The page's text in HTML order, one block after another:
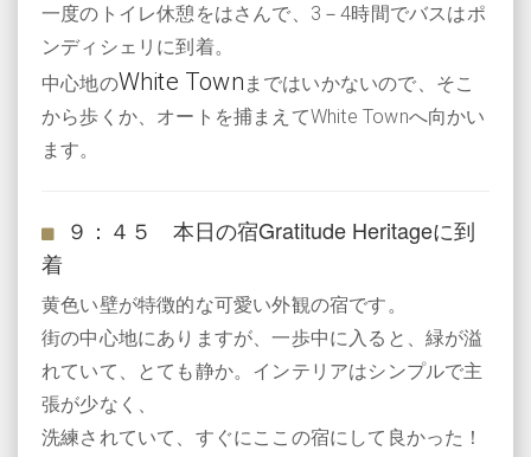
一度のトイレ休憩をはさんで、3－4時間でバスはポ
ンディシェリに到着。
中心地のWhite Town まではいかないので、そこ
から歩くか、オートを捕まえてWhite Townへ向かい
ます。
９：４５ 本日の宿Gratitude Heritageに到
着
黄色い壁が特徴的な可愛い外観の宿です。
街の中心地にありますが、一歩中に入ると、緑が溢
れていて、とても静か。インテリアはシンプルで主
張が少なく、
洗練されていて、すぐにここの宿にして良かった！